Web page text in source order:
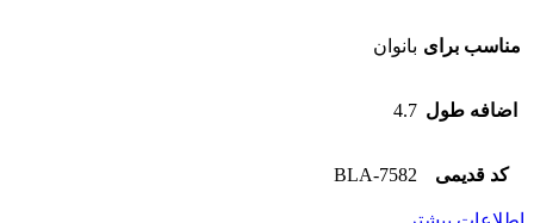
مناسب برای بانوان
اضافه طول 4.7
کد قدیمی 7582-BLA